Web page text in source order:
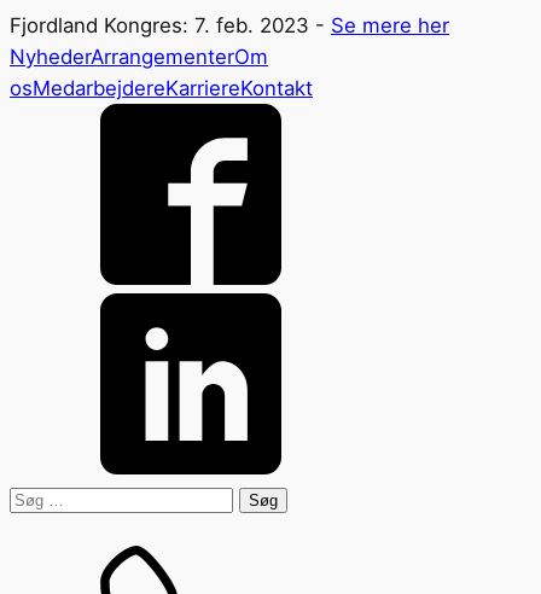
Fjordland Kongres: 7. feb. 2023 - Se mere her
NyhederArrangementerOm
osMedarbejdereKarriereKontakt
Søg